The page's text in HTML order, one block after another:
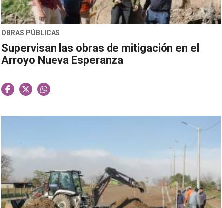
OBRAS PÚBLICAS
Supervisan las obras de mitigación en el
Arroyo Nueva Esperanza